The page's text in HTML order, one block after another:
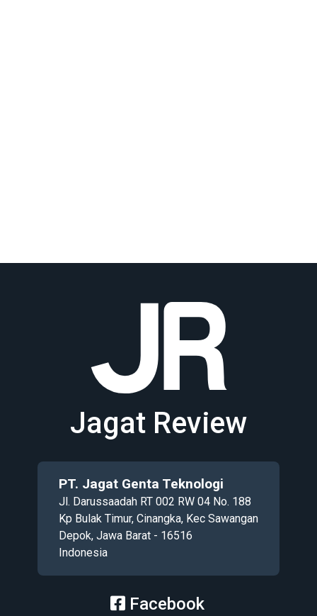
Jagat Review
PT. Jagat Genta Teknologi
Jl. Darussaadah RT 002 RW 04 No. 188
Kp Bulak Timur, Cinangka, Kec Sawangan
Depok, Jawa Barat - 16516
Indonesia
Facebook